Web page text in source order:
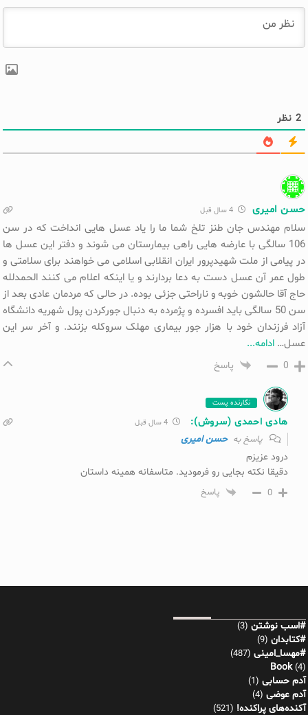
2 نظر
حسن امیری 4 سال قبل
سلام مهندس جان طنز تلخ شما ما را یاد عسل هایی انداخت که در سن
106 سالگی با عارضه هایی راهی بیمارستان می شوند و دفتر این عسل ها
در پیامی از ملت شهیدپرور ایران انقلابی اسلامی می خواهند برای سلامتی و
طول عمر آن عسل دست به دعا بردارند و یا اینکه اعلام می کنند الحمدلله
حاج آقا حالشون خوبه و ناراحتی جزئی بوده. در حالی که مردمان عادی بعد از
سن 50 سالگی باید افسرده و پژمرده به دنبال جورکردن پول شهریه دانشگاه
آزاد فرزندان خود با هزار جور بیماری مهلک سروکله بزنند. و آخر سر این
عسل… ادامه...
0 پاسخ
نگارنده پست
هادی احمدی (سروش):
پاسخ بهحسن امیری
درود عزیزم
دقیقا نکته بجایی رو فرمودید. متاسفانه همینه داستان
0 پاسخ
#اسب نوشتن (3)
#کتابدان (9)
#مهسا_امینی (487)
Book(4)
آدم حسابی (1)
آدم عوضی (4)
آکنده‌های پراکنده! (521)